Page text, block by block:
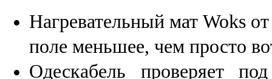
Нагревательный мат Woks
поле меньшее, чем просто
Одескабель проверяет